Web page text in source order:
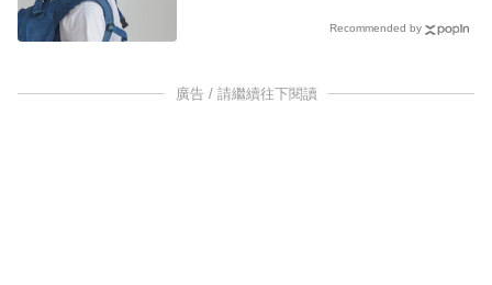
Recommended by
廣告 / 請繼續往下閱讀